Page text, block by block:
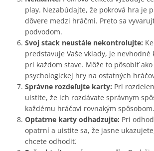
play. Nezabúdajte, že pokrová hra je
dôvere medzi hráčmi. Preto sa
podvodom.
Svoj stack neustále nekontrolujte:
predstavuje Vaše vklady, je nevhodné
pri každom stave. Môže to pôsobiť
psychologickej hry na ostatných
Správne rozdeľujte karty: Pri
uistite, že ich rozdávate správnym
každému hráčovi rovnakým spôsobom.
Optatrne karty odhadzujte: Pri
opatrní a uistite sa, že jasne
chcete odhodiť.